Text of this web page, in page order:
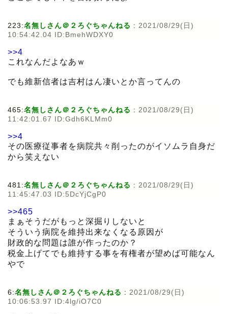
223:名無しさん＠２ろぐちゃんねる : 2021/08/29(日)
10:54:42.04 ID:BmehWDXY0
>>4
これなんだよなあｗ
でも維新信者は吉村はん凄いとか言ってんの
465:名無しさん＠２ろぐちゃんねる : 2021/08/29(日)
11:42:01.67 ID:Gdh6KLMm0
>>4
その医療従事者を病院共々削ったのがイソムラ自身だ
から笑えない
481:名無しさん＠２ろぐちゃんねる : 2021/08/29(日)
11:45:47.03 ID:5DcYjCgP0
>>465
まぁそうだがもっと深掘りしないと
そういう病院を維持出来なくなる原因が
財政的な問題は誰が作ったのか？
税金上げてでも維持する事を有権者が望めば可能なん
やで
6:名無しさん＠２ろぐちゃんねる : 2021/08/29(日)
10:06:53.97 ID:4lg/iO7C0